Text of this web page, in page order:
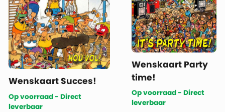
Wenskaart Succes!
Op voorraad - Direct
leverbaar
Wenskaart Party
time!
Op voorraad - Direct
leverbaar